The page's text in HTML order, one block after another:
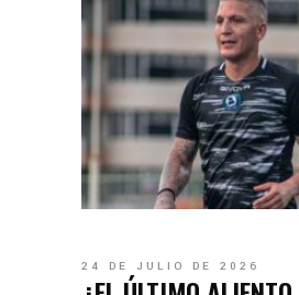
24 DE JULIO DE 2026